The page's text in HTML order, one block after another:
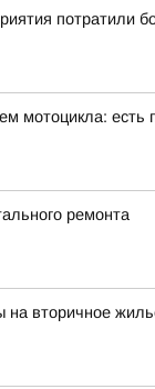
потратили
мотоцикла: есть
ремонта
на вторичное